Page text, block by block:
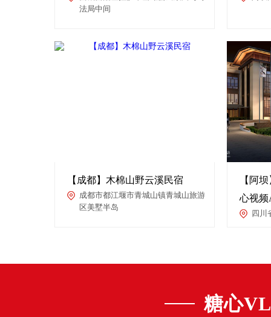
法局中间
【成都】木棉山野云溪民宿
成都市都江堰市青城山镇青城山旅游
区美墅半岛
【阿
心视频
四川
糖心